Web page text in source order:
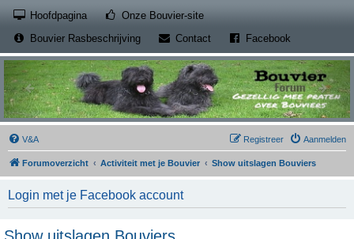
Hoofdpagina Onze Bouvier-site(Opens a new tab)
Bouvier Rasbeschrijving
Contact(Opens a new tab)
Facebook
V&A Aanmelden
Registreer
Forumoverzicht Activiteit met je Bouvier Show uitslagen Bouviers
Login met je Facebook account